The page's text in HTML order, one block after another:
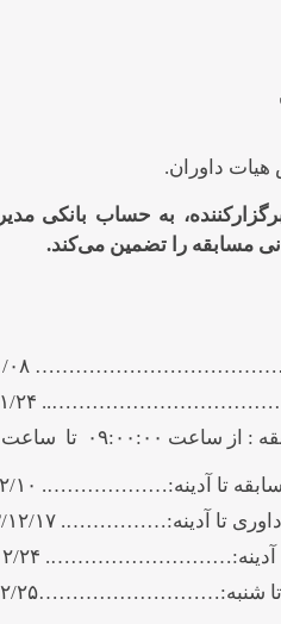
هیات داوران.
کننده، به حساب بانکی
مسابقه را تضمین میکند.
۱۴۰۳/۱۰/۰۸
۱۴۰۳/۱۱/۲۴
ساعت ۱۷:۰۰:۰۰ روز شنبه
تا آدینه:………………. ۱۴۰۳/۱۲/۱۰
تا آدینه:……………. ۱۴۰۳/۱۲/۱۷
آدینه:………………………. ۱۴۰۳/۱۲/۲۴
شنبه:………………………۱۴۰۳/۱۲/۲۵